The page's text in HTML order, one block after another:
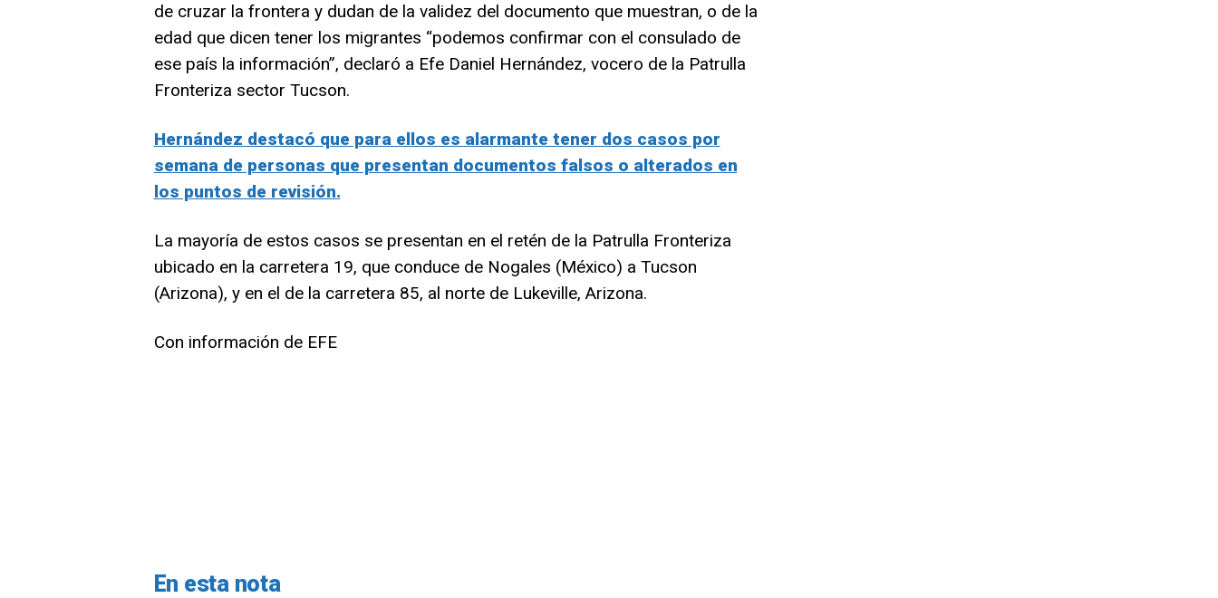
de cruzar la frontera y dudan de la validez del documento que muestran, o de la
edad que dicen tener los migrantes “podemos confirmar con el consulado de
ese país la información”, declaró a Efe Daniel Hernández, vocero de la Patrulla
Fronteriza sector Tucson.
Hernández destacó que para ellos es alarmante tener dos casos por
semana de personas que presentan documentos falsos o alterados en
los puntos de revisión.
La mayoría de estos casos se presentan en el retén de la Patrulla Fronteriza
ubicado en la carretera 19, que conduce de Nogales (México) a Tucson
(Arizona), y en el de la carretera 85, al norte de Lukeville, Arizona.
Con información de EFE
En esta nota